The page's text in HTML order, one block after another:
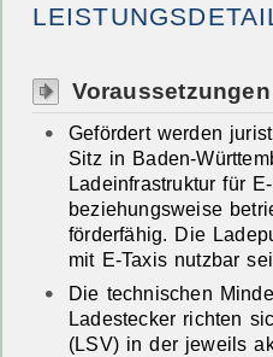
Voraussetzungen
Gefördert werden
Sitz in Baden-
Ladeinfrastruktur für
beziehungsweise
förderfähig. Die
mit E-Taxis nutzbar
Die technischen
Ladestecker richten
(LSV) in der jeweils